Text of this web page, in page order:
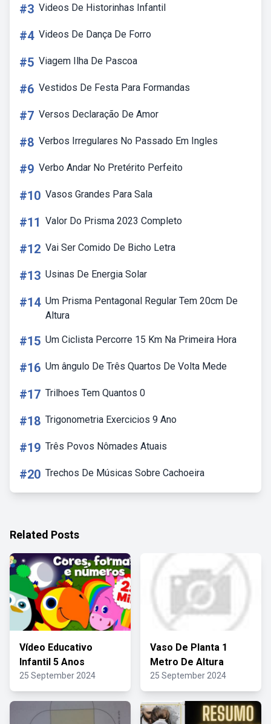
#3 Videos De Historinhas Infantil
#4 Videos De Dança De Forro
#5 Viagem Ilha De Pascoa
#6 Vestidos De Festa Para Formandas
#7 Versos Declaração De Amor
#8 Verbos Irregulares No Passado Em Ingles
#9 Verbo Andar No Pretérito Perfeito
#10 Vasos Grandes Para Sala
#11 Valor Do Prisma 2023 Completo
#12 Vai Ser Comido De Bicho Letra
#13 Usinas De Energia Solar
#14 Um Prisma Pentagonal Regular Tem 20cm De
Altura
#15 Um Ciclista Percorre 15 Km Na Primeira Hora
#16 Um ângulo De Três Quartos De Volta Mede
#17 Trilhoes Tem Quantos 0
#18 Trigonometria Exercicios 9 Ano
#19 Três Povos Nômades Atuais
#20 Trechos De Músicas Sobre Cachoeira
Related Posts
Vídeo Educativo
Infantil 5 Anos
25 September 2024
Vaso De Planta 1
Metro De Altura
25 September 2024